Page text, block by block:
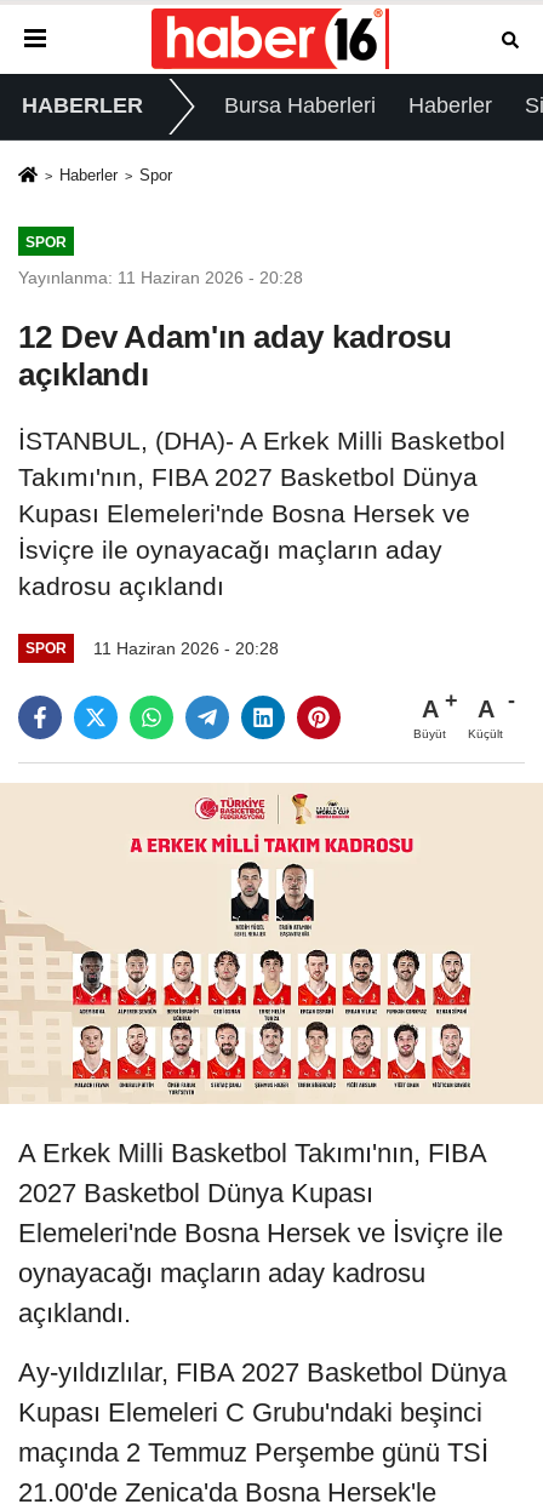
HABERLER Bursa Haberleri Haberler
Haberler Spor
SPOR
Yayınlanma: 11 Haziran 2026 - 20:28
12 Dev Adam'ın aday kadrosu
açıklandı
İSTANBUL, (DHA)- A Erkek Milli Basketbol
Takımı'nın, FIBA 2027 Basketbol Dünya
Kupası Elemeleri'nde Bosna Hersek ve
İsviçre ile oynayacağı maçların aday
kadrosu açıklandı
SPOR 11 Haziran 2026 - 20:28
A
Büyüt
A
Küçült
A Erkek Milli Basketbol Takımı'nın, FIBA
2027 Basketbol Dünya Kupası
Elemeleri'nde Bosna Hersek ve İsviçre ile
oynayacağı maçların aday kadrosu
açıklandı.
Ay-yıldızlılar, FIBA 2027 Basketbol Dünya
Kupası Elemeleri C Grubu'ndaki beşinci
maçında 2 Temmuz Perşembe günü TSİ
21.00'de Zenica'da Bosna Hersek'le